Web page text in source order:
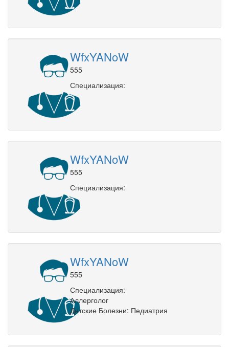
WfxYANoW
555
Специализация:
WfxYANoW
555
Специализация:
WfxYANoW
555
Специализация:
Аллерголог
Детские Болезни: Педиатрия